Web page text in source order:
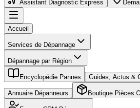
Assistant Diagnostic Express
Accueil
Services de Dépannage
Dépannage par Région
Encyclopédie Pannes Guides, Actus &
Annuaire Dépanneurs Boutique Pièces